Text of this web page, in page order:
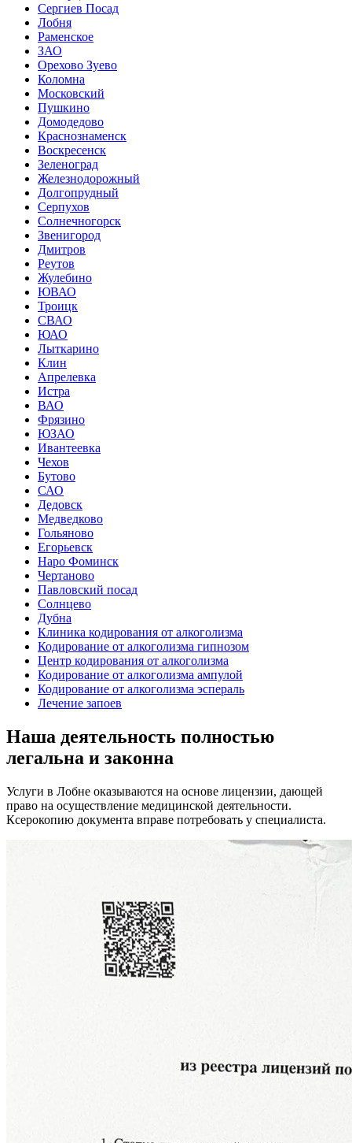
Сергиев Посад
Лобня
Раменское
ЗАО
Орехово Зуево
Коломна
Московский
Пушкино
Домодедово
Краснознаменск
Воскресенск
Зеленоград
Железнодорожный
Долгопрудный
Серпухов
Солнечногорск
Звенигород
Дмитров
Реутов
Жулебино
ЮВАО
Троицк
СВАО
ЮАО
Лыткарино
Клин
Апрелевка
Истра
ВАО
Фрязино
ЮЗАО
Ивантеевка
Чехов
Бутово
САО
Дедовск
Медведково
Гольяново
Егорьевск
Наро Фоминск
Чертаново
Павловский посад
Солнцево
Дубна
Клиника кодирования от алкоголизма
Кодирование от алкоголизма гипнозом
Центр кодирования от алкоголизма
Кодирование от алкоголизма ампулой
Кодирование от алкоголизма эспераль
Лечение запоев
Наша деятельность полностью
легальна и законна
Услуги в Лобне оказываются на основе лицензии, дающей
право на осуществление медицинской деятельности.
Ксерокопию документа вправе потребовать у специалиста.